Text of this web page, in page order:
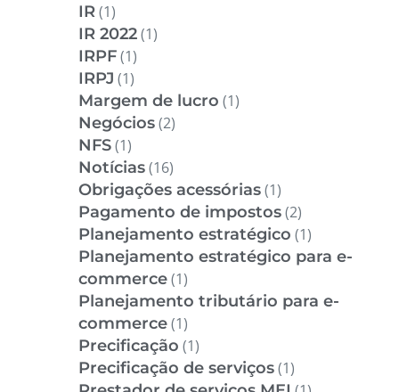
IR(1)
IR 2022(1)
IRPF(1)
IRPJ (1)
Margem de lucro (1)
Negócios(2)
NFS(1)
Notícias(16)
Obrigações acessórias(1)
Pagamento de impostos(2)
Planejamento estratégico (1)
Planejamento estratégico para e-
commerce(1)
Planejamento tributário para e-
commerce(1)
Precificação (1)
Precificação de serviços(1)